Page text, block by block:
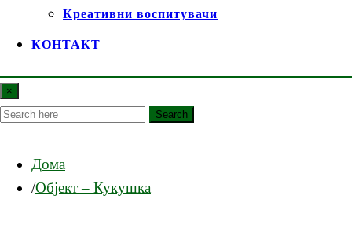
Креативни воспитувачи
КОНТАКТ
×
Search
Дома
Објект – Кукушка